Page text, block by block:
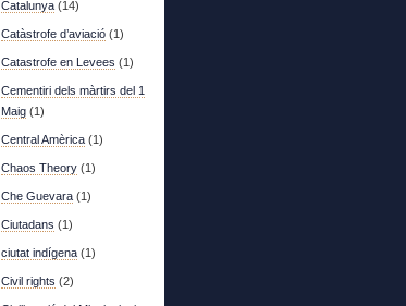
Catalunya (14)
Catàstrofe d’aviació (1)
Catastrofe en Levees (1)
Cementiri dels màrtirs del 1
Maig (1)
Central Amèrica (1)
Chaos Theory (1)
Che Guevara (1)
Ciutadans (1)
ciutat indígena (1)
Civil rights (2)